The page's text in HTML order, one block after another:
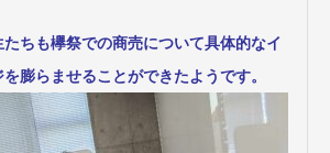
たちも欅祭での商売について具体的なイ
を膨らませることができたようです。